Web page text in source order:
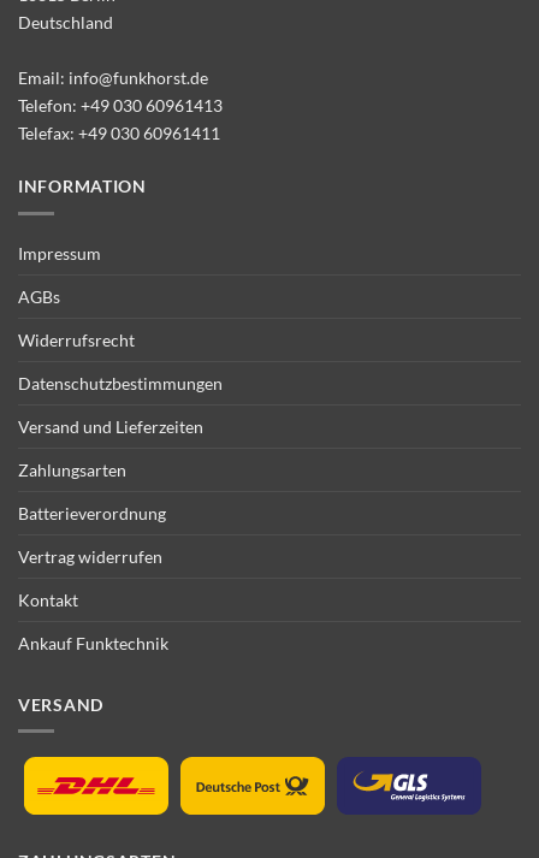
Deutschland
Email: info@funkhorst.de
Telefon: +49 030 60961413
Telefax: +49 030 60961411
INFORMATION
Impressum
AGBs
Widerrufsrecht
Datenschutzbestimmungen
Versand und Lieferzeiten
Zahlungsarten
Batterieverordnung
Vertrag widerrufen
Kontakt
Ankauf Funktechnik
VERSAND